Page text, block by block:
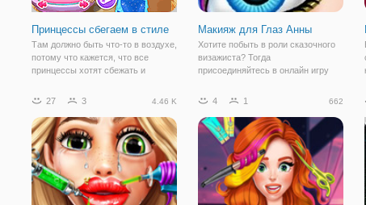
Принцессы сбегаем в стиле
Там должно быть что-то в воздухе,
потому что кажется, что все
принцессы хотят сбежать и
качестве примера ледяная
свадьба, одетый в восточный
наряд. Элли всегда
Макияж для Глаз Анны
Хотите побыть в роли сказочного
визажиста? Тогда
присоединяйтесь в онлайн игру
простая флеш игра для девочек из
предстоит помочь Анне
подготовиться к важному
27 3 4.46 K 4 1 662